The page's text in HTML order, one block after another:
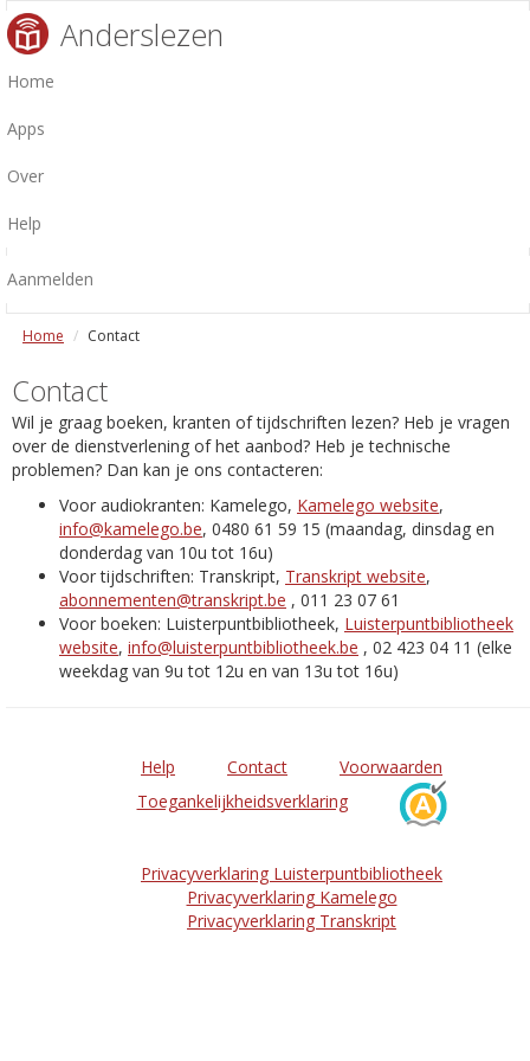
Anderslezen
Home
Apps
Over
Help
Aanmelden
Home Contact
Contact
Wil je graag boeken, kranten of tijdschriften lezen? Heb je vragen
over de dienstverlening of het aanbod? Heb je technische
problemen? Dan kan je ons contacteren:
Voor audiokranten: Kamelego, Kamelego website,
info@kamelego.be, 0480 61 59 15 (maandag, dinsdag en
donderdag van 10u tot 16u)
Voor tijdschriften: Transkript, Transkript website,
abonnementen@transkript.be , 011 23 07 61
Voor boeken: Luisterpuntbibliotheek, Luisterpuntbibliotheek
website, info@luisterpuntbibliotheek.be , 02 423 04 11 (elke
weekdag van 9u tot 12u en van 13u tot 16u)
Help Contact
Voorwaarden
Toegankelijkheidsverklaring
Privacyverklaring Luisterpuntbibliotheek
Privacyverklaring Kamelego
Privacyverklaring Transkript